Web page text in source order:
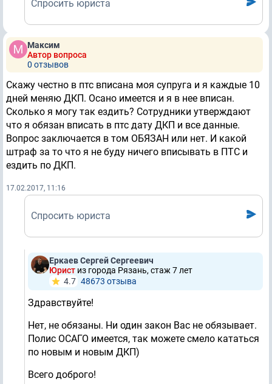
Спросить юриста
Максим
Автор вопроса
0 отзывов
Скажу честно в птс вписана моя супруга и я каждые 10
дней меняю ДКП. Осано имеется и я в нее вписан.
Сколько я могу так ездить? Сотрудники утверждают
что я обязан вписать в птс дату ДКП и все данные.
Вопрос заключается в том ОБЯЗАН или нет. И какой
штраф за то что я не буду ничего вписывать в ПТС и
ездить по ДКП.
17.02.2017, 11:16
Спросить юриста
Еркаев Сергей Сергеевич
Юрист из города Рязань, стаж 7 лет
4.7 48673 отзывa
Здравствуйте!
Нет, не обязаны. Ни один закон Вас не обязывает.
Полис ОСАГО имеется, так можете смело кататься
по новым и новым ДКП)
Всего доброго!